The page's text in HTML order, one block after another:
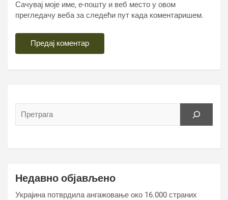
Сачувај моје име, е-пошту и веб место у овом
прегледачу веба за следећи пут када коментаришем.
Недавно објављено
Украјина потврдила ангажовање око 16.000 страних